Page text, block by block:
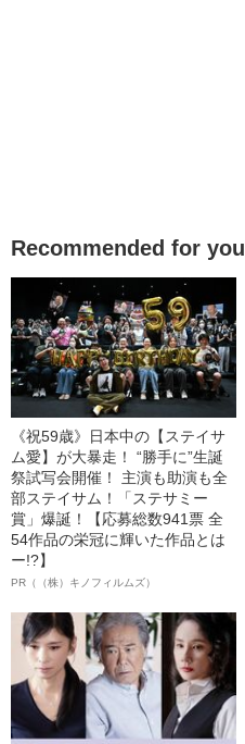
Recommended for you
《祝59歳》日本中の【ステイサ
ム愛】が大暴走！ “勝手に”生誕
祭試写会開催！ 主演も助演も全
部ステイサム！「ステサミー
賞」爆誕！【応募総数941票 全
54作品の栄冠に輝いた作品とは
ー!?】
PR（（株）キノフィルムズ）